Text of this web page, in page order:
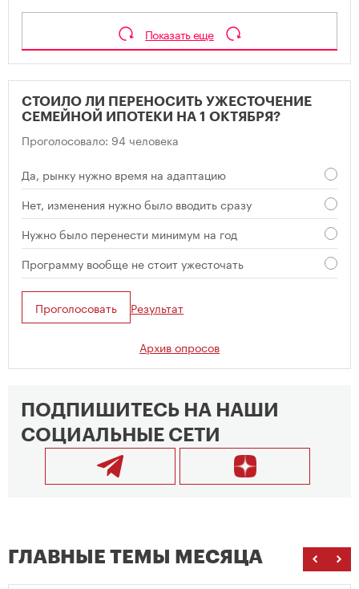
Показать еще
СТОИЛО ЛИ ПЕРЕНОСИТЬ УЖЕСТОЧЕНИЕ
СЕМЕЙНОЙ ИПОТЕКИ НА 1 ОКТЯБРЯ?
Проголосовало: 94 человека
Да, рынку нужно время на адаптацию
Нет, изменения нужно было вводить сразу
Нужно было перенести минимум на год
Программу вообще не стоит ужесточать
Проголосовать Результат
Архив опросов
ПОДПИШИТЕСЬ НА НАШИ
СОЦИАЛЬНЫЕ СЕТИ
ГЛАВНЫЕ ТЕМЫ МЕСЯЦА